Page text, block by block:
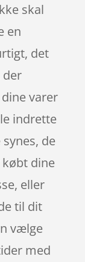
skal
en
det
der
varer
indrette
de
dine
eller
til dit
vælge
med